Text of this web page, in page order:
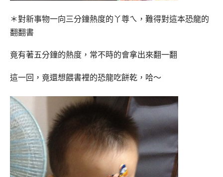
＊對新事物一向三分鐘熱度的丫尊ㄟ，難得對這本恐龍的
翻翻書
竟有著五分鐘的熱度，常不時的會拿出來翻一翻
這一回，竟還想餵書裡的恐龍吃餅乾，哈～